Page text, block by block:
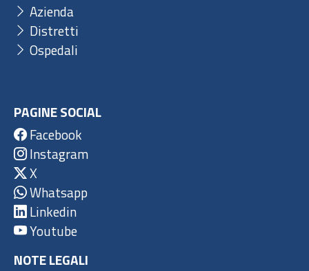
Azienda
Distretti
Ospedali
PAGINE SOCIAL
Facebook
Instagram
X
Whatsapp
Linkedin
Youtube
NOTE LEGALI